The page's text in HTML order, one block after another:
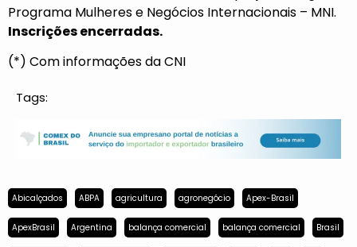
Programa Mulheres e Negócios Internacionais – MNI.
Inscrições encerradas.
(*) Com informações da CNI
Tags:
Abicalçados ABPA agricultura agronegócio Apex-Brasil
ApexBrasil Argentina balança comercial balança comercial Brasil